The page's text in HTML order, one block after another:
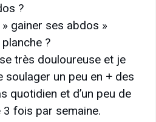
?
gainer ses abdos »
?
très douloureuse et je
soulager un peu en + des
quotidien et d’un peu de
3 fois par semaine.